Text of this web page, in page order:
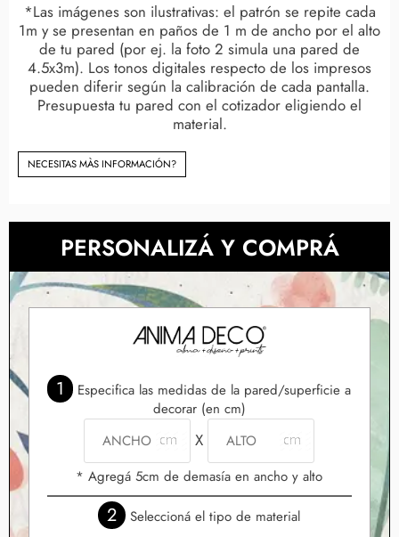
*Las imágenes son ilustrativas: el patrón se repite cada
1m y se presentan en paños de 1 m de ancho por el alto
de tu pared (por ej. la foto 2 simula una pared de
4.5x3m). Los tonos digitales respecto de los impresos
pueden diferir según la calibración de cada pantalla.
Presupuesta tu pared con el cotizador eligiendo el
material.
NECESITAS MÀS INFORMACIÓN?
PERSONALIZÁ Y COMPRÁ
1
Especifica las medidas de la pared/superficie a
decorar (en cm)
X
* Agregá 5cm de demasía en ancho y alto
2 Seleccioná el tipo de material